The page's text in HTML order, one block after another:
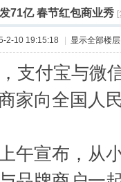
71亿 春节红包商业秀
2-10 19:15:18 显示全部楼层
支付宝与微
家向全国人
午宣布，从